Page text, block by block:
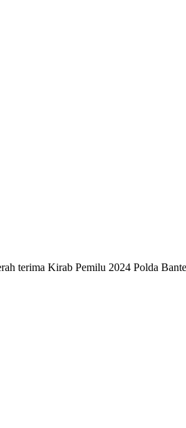
terima Kirab Pemilu 2024 Polda